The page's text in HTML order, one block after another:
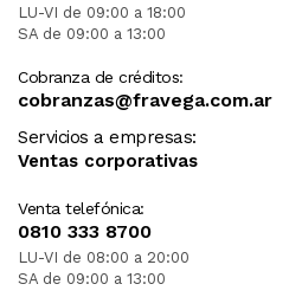
LU-VI de 09:00 a 18:00
SA de 09:00 a 13:00
Cobranza de créditos:
cobranzas@fravega.com.ar
Servicios a empresas:
Ventas corporativas
Venta telefónica:
0810 333 8700
LU-VI de 08:00 a 20:00
SA de 09:00 a 13:00